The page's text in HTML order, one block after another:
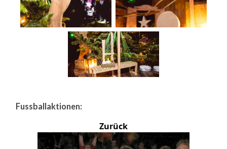
Fussballaktionen:
Zurück